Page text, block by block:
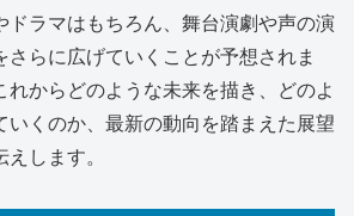
ドラマはもちろん、舞台演劇や声の演
さらに広げていくことが予想されま
れからどのような未来を描き、どのよ
いくのか、最新の動向を踏まえた展望
します。